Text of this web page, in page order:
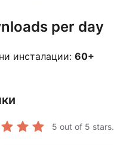
per day
инсталации: 60+
5 out of 5 stars.